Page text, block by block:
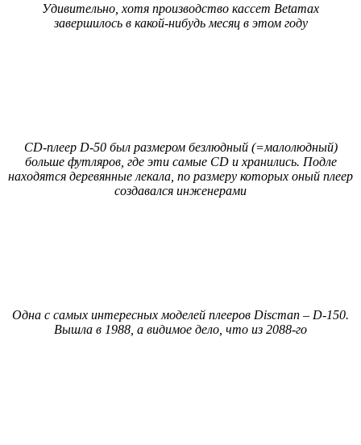
Удивительно, хотя производство кассет Betamax
завершилось в какой-нибудь месяц в этом году
CD-плеер D-50 был размером безлюдный (=малолюдный)
больше футляров, где эти самые CD и хранились. Подле
находятся деревянные лекала, по размеру которых оный плеер
создавался инженерами
Одна с самых интересных моделей плееров Discman – D-150.
Вышла в 1988, а видимое дело, что из 2088-го